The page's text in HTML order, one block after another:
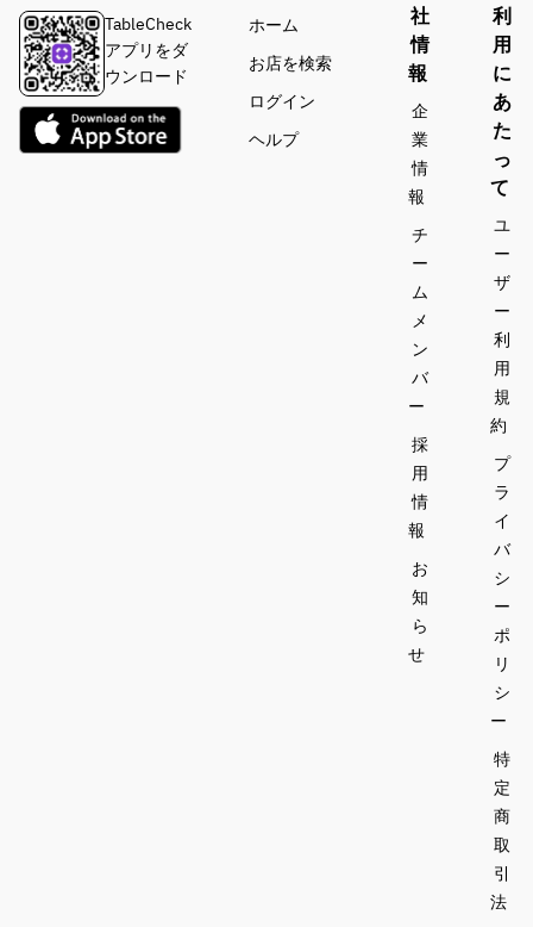
TableCheck
アプリをダ
ウンロード
ホーム
お店を検索
ログイン
ヘルプ
社
情
報
企
業
情
報
チ
ー
ム
メ
ン
バ
ー
採
用
情
報
お
知
ら
せ
利
用
に
あ
た
っ
て
ユ
ー
ザ
ー
利
用
規
約
プ
ラ
イ
バ
シ
ー
ポ
リ
シ
ー
特
定
商
取
引
法